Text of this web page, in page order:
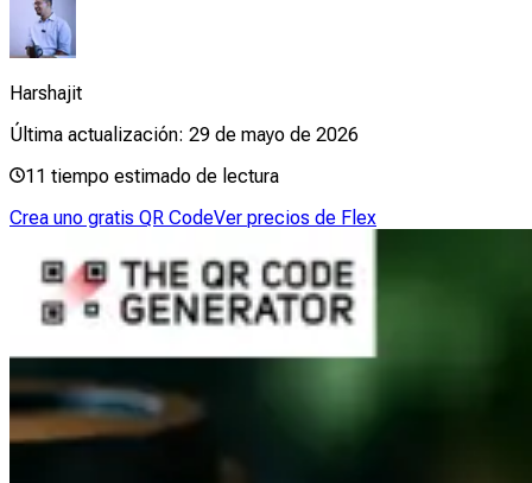
Harshajit
Última actualización: 29 de mayo de 2026
11 tiempo estimado de lectura
Crea uno gratis QR CodeVer precios de Flex